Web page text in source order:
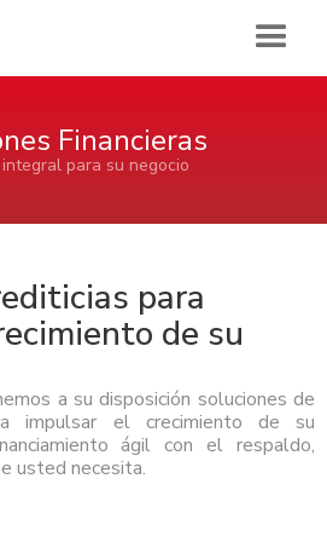
Atlántida
Atlántida
Pyme
Pyme
Atlántida Pyme
Financieras
para su negocio
para
de su
a su disposición soluciones de
impulsar el crecimiento de su
ágil con el respaldo,
usted necesita.